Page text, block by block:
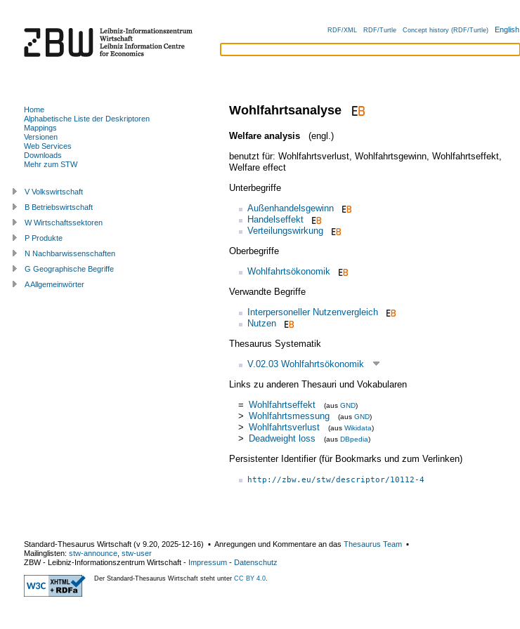
RDF/XML RDF/Turtle Concept history (RDF/Turtle) English
Wohlfahrtsanalyse
Welfare analysis
(engl.)
benutzt für: Wohlfahrtsverlust, Wohlfahrtsgewinn, Wohlfahrtseffekt,
Welfare effect
Unterbegriffe
Außenhandelsgewinn
Handelseffekt
Verteilungswirkung
Oberbegriffe
Wohlfahrtsökonomik
Verwandte Begriffe
Interpersoneller Nutzenvergleich
Nutzen
Thesaurus Systematik
V.02.03 Wohlfahrtsökonomik
Links zu anderen Thesauri und Vokabularen
= Wohlfahrtseffekt (aus GND)
> Wohlfahrtsmessung (aus GND)
> Wohlfahrtsverlust (aus Wikidata)
> Deadweight loss (aus DBpedia)
Persistenter Identifier (für Bookmarks und zum Verlinken)
http://zbw.eu/stw/descriptor/10112-4
Home
Alphabetische Liste der Deskriptoren
Mappings
Versionen
Web Services
Downloads
Mehr zum STW
V Volkswirtschaft
B Betriebswirtschaft
W Wirtschaftssektoren
P Produkte
N Nachbarwissenschaften
G Geographische Begriffe
A Allgemeinwörter
Standard-Thesaurus Wirtschaft (v 9.20 2025-12-16) ▪ Anregungen und Kommentare an das Thesaurus Team ▪
Mailinglisten: stw-announce stw-user
ZBW - Leibniz-Informationszentrum Wirtschaft - Impressum - Datenschutz
Der Standard-Thesaurus Wirtschaft steht unter CC BY 4.0